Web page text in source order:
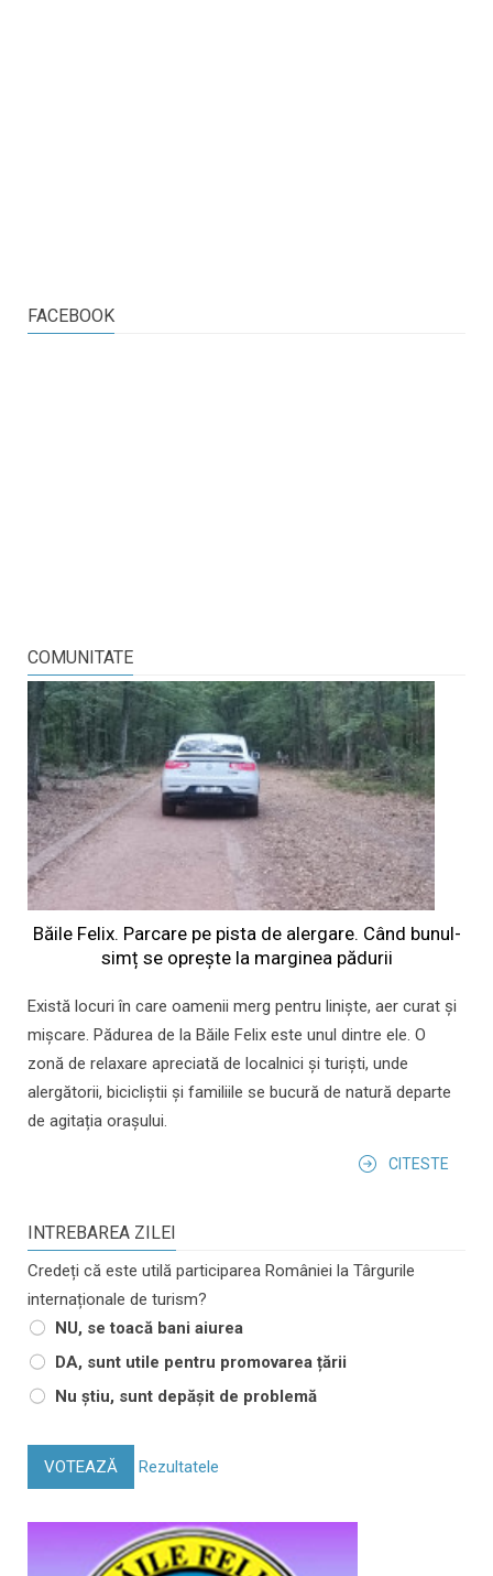
FACEBOOK
COMUNITATE
Băile Felix. Parcare pe pista de alergare. Când bunul-
simț se oprește la marginea pădurii
Există locuri în care oamenii merg pentru liniște, aer curat și
mișcare. Pădurea de la Băile Felix este unul dintre ele. O
zonă de relaxare apreciată de localnici și turiști, unde
alergătorii, bicicliștii și familiile se bucură de natură departe
de agitația orașului.
CITESTE
INTREBAREA ZILEI
Credeți că este utilă participarea României la Târgurile
internaționale de turism?
NU, se toacă bani aiurea
DA, sunt utile pentru promovarea țării
Nu știu, sunt depășit de problemă
VOTEAZĂ Rezultatele